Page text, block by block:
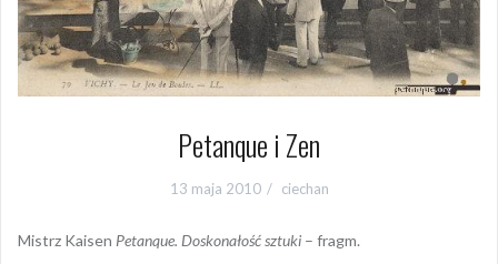
Petanque i Zen
13 maja 2010 ciechan
Mistrz Kaisen Petanque. Doskonałość sztuki – fragm.